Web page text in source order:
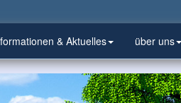
& Aktuelles
über uns